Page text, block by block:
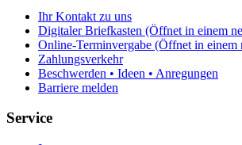
Ihr Kontakt zu uns
Digitaler Briefkasten (Öffnet in einem
Online-Terminvergabe (Öffnet in einem
Zahlungsverkehr
Beschwerden • Ideen • Anregungen
Barriere melden
Service